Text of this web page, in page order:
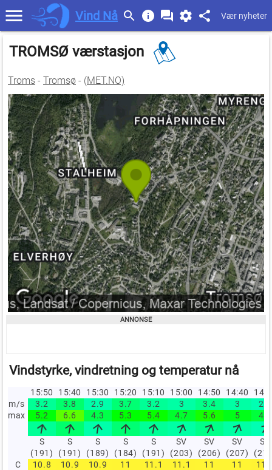
Vind Nå Vær nyheter
TROMSØ værstasjon
Troms - Tromsø - (MET.NO)
Vindstyrke, vindretning og temperatur nå
15:50 15:40 15:30 15:20 15:10 15:00 14:50 14:40
m/s
3.2 3.8 2.9 3.7 3.2 3 3.4 3
2.8
max
5.2 6.6 4.3 5.3 5.4 4.7 5.6 5 4.5
S
(191)
S
(191)
S
(189)
S
(184)
S
(191)
SV
(203)
SV
(206)
SV
(207)
SV
C
10.8 10.9 10.9 11 11.1 11.1 11 11